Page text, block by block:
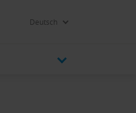
Deutsch